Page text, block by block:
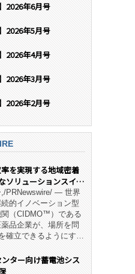
2026年6月号
2026年5月号
2026年4月号
2026年3月号
2026年2月号
を実現する地域密着
ソリューションスイー
,/PRNewswire/ — 世界
的イノベーション型
（CIDMO™）である
品企業が、場所を問
確立できるようにす
ました。 同社の実績
ター向け蓄電池シス